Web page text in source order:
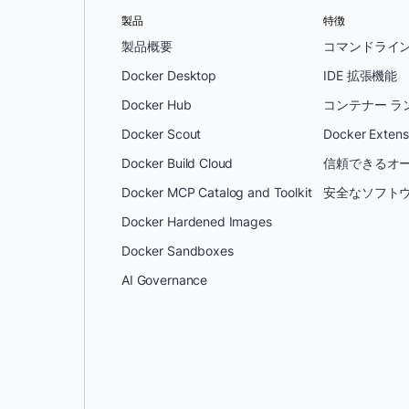
製品
製品概要
Docker Desktop
Docker Hub
Docker Scout
Docker Build Cloud
Docker MCP Catalog and Toolkit
Docker Hardened Images
Docker Sandboxes
AI Governance
特徴
コマンドライ
IDE 拡張機能
コンテナー ラ
Docker
信頼できるオ
安全なソフト